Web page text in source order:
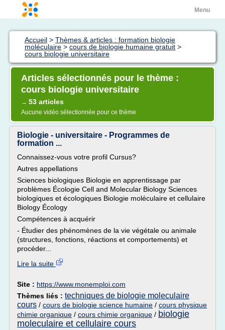
Menu
Accueil > Thèmes & articles : formation biologie
moléculaire > cours de biologie humaine gratuit >
cours biologie universitaire
Articles sélectionnés pour le thème :
cours biologie universitaire
→ 53 articles
Aucune vidéo sélectionnée pour ce thème
Biologie - universitaire - Programmes de
formation ...
Connaissez-vous votre profil Cursus?
Autres appellations
Sciences biologiques Biologie en apprentissage par
problèmes Écologie Cell and Molecular Biology Sciences
biologiques et écologiques Biologie moléculaire et cellulaire
Biology Écology
Compétences à acquérir
- Étudier des phénomènes de la vie végétale ou animale
(structures, fonctions, réactions et comportements) et
procéder...
Lire la suite
Site : https://www.monemploi.com
Thèmes liés : techniques de biologie moleculaire
cours / cours de biologie science humaine / cours physique
chimie organique / cours chimie organique / biologie
moleculaire et cellulaire cours